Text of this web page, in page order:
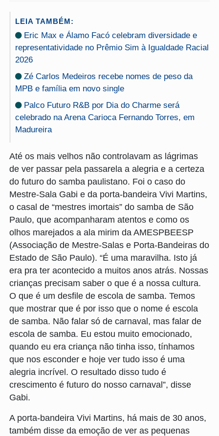
LEIA TAMBÉM:
Eric Max e Álamo Facó celebram diversidade e
representatividade no Prêmio Sim à Igualdade Racial
2026
Zé Carlos Medeiros recebe nomes de peso da
MPB e família em novo single
Palco Futuro R&B por Dia do Charme será
celebrado na Arena Carioca Fernando Torres, em
Madureira
Até os mais velhos não controlavam as lágrimas
de ver passar pela passarela a alegria e a certeza
do futuro do samba paulistano. Foi o caso do
Mestre-Sala Gabi e da porta-bandeira Vivi Martins,
o casal de “mestres imortais” do samba de São
Paulo, que acompanharam atentos e como os
olhos marejados a ala mirim da AMESPBEESP
(Associação de Mestre-Salas e Porta-Bandeiras do
Estado de São Paulo). “É uma maravilha. Isto já
era pra ter acontecido a muitos anos atrás. Nossas
crianças precisam saber o que é a nossa cultura.
O que é um desfile de escola de samba. Temos
que mostrar que é por isso que o nome é escola
de samba. Não falar só de carnaval, mas falar de
escola de samba. Eu estou muito emocionado,
quando eu era criança não tinha isso, tínhamos
que nos esconder e hoje ver tudo isso é uma
alegria incrível. O resultado disso tudo é
crescimento é futuro do nosso carnaval”, disse
Gabi.
A porta-bandeira Vivi Martins, há mais de 30 anos,
também disse da emoção de ver as pequenas